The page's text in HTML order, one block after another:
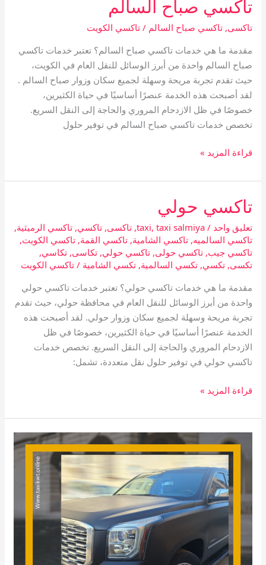
تاكسي صباح السالم
تاكسى,تاكسي صباح السالم /تاكسي الكويت
مقدمة ما هي خدمات تاكسي صباح السالم؟ تعتبر خدمات تاكسي
صباح السالم واحدة من أبرز الوسائل للنقل العام في الكويت،
حيث تقدم تجربة مريحة وسهلة لجميع سكان وزوار صباح السالم .
لقد أصبحت هذه الخدمة عنصرًا أساسيًا في حياة الكثيرين،
خصوصًا في ظل الازدحام المروري والحاجة إلى النقل السريع.
تخصص خدمات تاكسي صباح السالم في توفير حلول
قراءة المزيد »
تاكسي حولي
تعليق واحد /
taxi, taxi salmiya
,تاكسى,تاكسي,تاكسي الرميثية,
تاكسي السالميه,تاكسي الشامية,تاكسي القمة,تاكسي الكويت,
تاكسي جيب,تاكسي حولى,تاكسي حولي,تكاسى,تكاسي,
تكسى,تكسي,تكسي السالمية,تكسي الشامية /تاكسي الكويت
مقدمة ما هي خدمات تاكسي حولي؟ تعتبر خدمات تاكسي حولي
واحدة من أبرز الوسائل للنقل العام في محافظة حولي، حيث تقدم
تجربة مريحة وسهلة لجميع سكان وزوار حولي. لقد أصبحت هذه
الخدمة عنصرًا أساسيًا في حياة الكثيرين، خصوصًا في ظل
الازدحام المروري والحاجة إلى النقل السريع. تخصص خدمات
تاكسي حولي في توفير حلول نقل متعددة، تشمل:
تاكسي
حولي
قراءة المزيد »
تاكسي
القمة